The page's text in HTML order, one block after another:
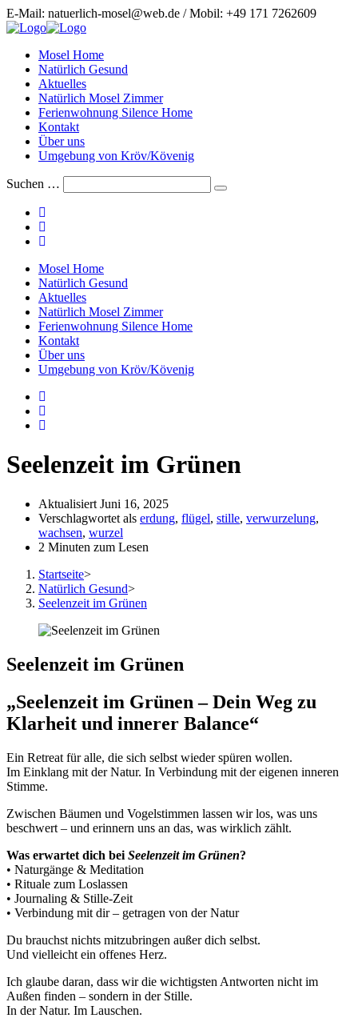
Zum
Inhalt
E-Mail: natuerlich-mosel@web.de / Mobil: +49 171 7262609
Mosel Home
Natürlich Gesund
Aktuelles
Natürlich Mosel Zimmer
Ferienwohnung Silence Home
Kontakt
Über uns
Umgebung von Kröv/Kövenig
Suchen …
Suche
Schalte
Button
Menü
aus-
einzuklappen
Mosel Home
Natürlich Gesund
Aktuelles
Natürlich Mosel Zimmer
Ferienwohnung Silence Home
Kontakt
Über uns
Umgebung von Kröv/Kövenig
Seelenzeit im Grünen
Aktualisiert Juni 16, 2025
Verschlagwortet als erdung, flügel, stille, verwurzelung,
wachsen, wurzel
2 Minuten zum Lesen
Startseite>
Natürlich Gesund>
Seelenzeit im Grünen
Seelenzeit im Grünen
„Seelenzeit im Grünen – Dein Weg zu
Klarheit und innerer Balance“
Ein Retreat für alle, die sich selbst wieder spüren wollen.
Im Einklang mit der Natur. In Verbindung mit der eigenen inneren
Stimme.
Zwischen Bäumen und Vogelstimmen lassen wir los, was uns
beschwert – und erinnern uns an das, was wirklich zählt.
Was erwartet dich bei Seelenzeit im Grünen?
• Naturgänge & Meditation
• Rituale zum Loslassen
• Journaling & Stille-Zeit
• Verbindung mit dir – getragen von der Natur
Du brauchst nichts mitzubringen außer dich selbst.
Und vielleicht ein offenes Herz.
Ich glaube daran, dass wir die wichtigsten Antworten nicht im
Außen finden – sondern in der Stille.
In der Natur. Im Lauschen.